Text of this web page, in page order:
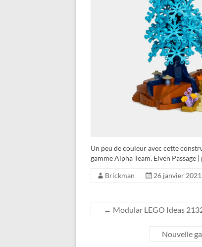
Un peu de couleur avec cette
gamme Alpha Team. Elven Passage |
Brickman 26 janvier 2021
← Modular LEGO Ideas
Nouvelle